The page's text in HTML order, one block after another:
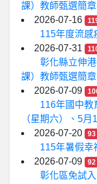
課）教師甄選簡章
2026-07-16
115年度流感
2026-07-31
彰化縣立伸
課）教師甄選簡章
2026-07-09
116年國中教
（星期六）、5月
2026-07-20
93
115年暑假幸
2026-07-09
92
彰化區免試